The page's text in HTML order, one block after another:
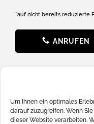
Um Ihnen ein optimales
darauf zuzugreifen. Wenn
dieser Website verarbeiten.
*auf nicht bereits reduzierte
ANRUFEN
News
Batterieverordnung